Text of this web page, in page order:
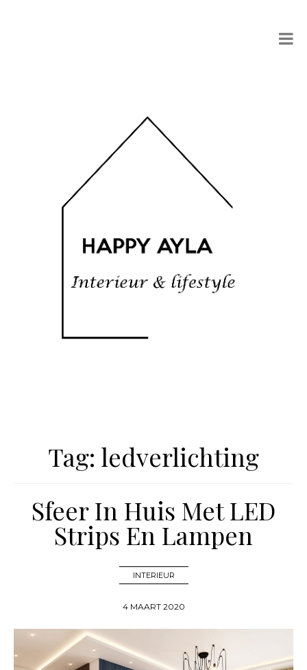
Tag: ledverlichting
Sfeer In Huis Met LED
Strips En Lampen
INTERIEUR
4 MAART 2020